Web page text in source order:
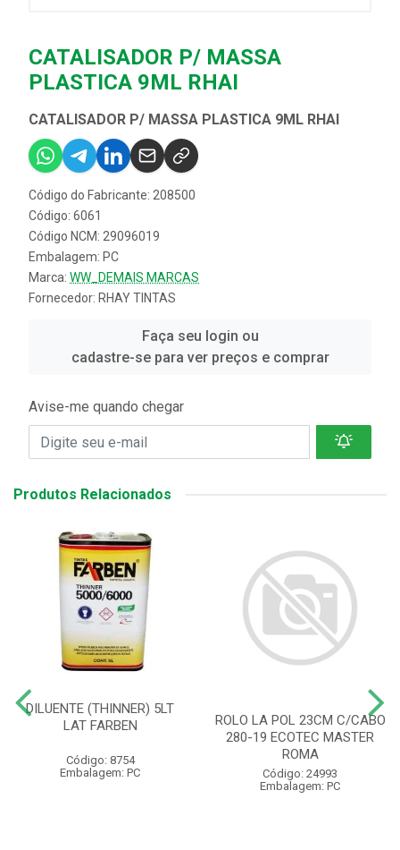
CATALISADOR P/ MASSA
PLASTICA 9ML RHAI
CATALISADOR P/ MASSA PLASTICA 9ML RHAI
Código do Fabricante: 208500
Código: 6061
Código NCM: 29096019
Embalagem: PC
Marca: WW_DEMAIS MARCAS
Fornecedor: RHAY TINTAS
Faça seu login ou
cadastre-se para ver preços e comprar
Avise-me quando chegar
Produtos Relacionados
DILUENTE (THINNER) 5LT
LAT FARBEN
Código: 8754
Embalagem: PC
ROLO LA POL 23CM C/CABO
280-19 ECOTEC MASTER
ROMA
Código: 24993
Embalagem: PC